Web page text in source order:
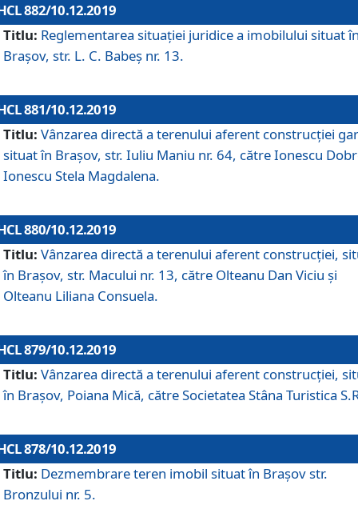
882/10.12.2019
Titlu: Reglementarea situației juridice a imobilului situat
Brașov, str. L. C. Babeș nr. 13.
881/10.12.2019
Titlu: Vânzarea directă a terenului aferent construcției
situat în Brașov, str. Iuliu Maniu nr. 64, către Ionescu
Ionescu Stela Magdalena.
880/10.12.2019
Titlu: Vânzarea directă a terenului aferent construcției,
în Brașov, str. Macului nr. 13, către Olteanu Dan Viciu și
Olteanu Liliana Consuela.
879/10.12.2019
Titlu: Vânzarea directă a terenului aferent construcției,
în Brașov, Poiana Mică, către Societatea Stâna Turistica
878/10.12.2019
Titlu: Dezmembrare teren imobil situat în Brașov str.
Bronzului nr. 5.